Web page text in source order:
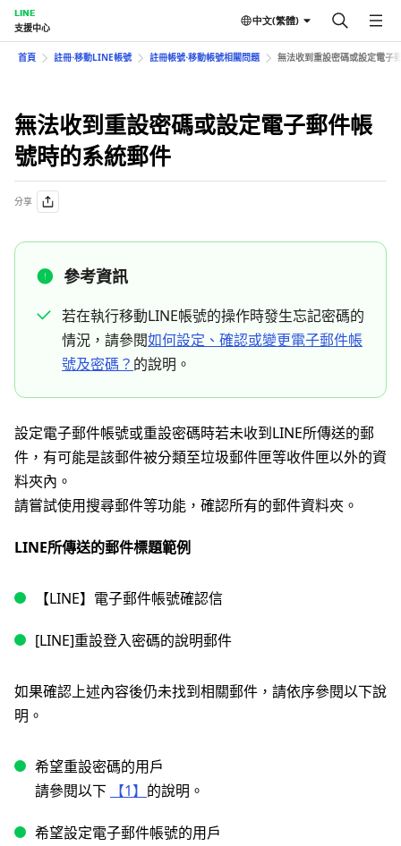
LINE
支援中心
中文(繁體)
首頁 註冊⋅移動LINE帳號 註冊帳號⋅移動帳號相關問題 無法收到重設密碼或設定電子
無法收到重設密碼或設定電子郵件帳
號時的系統郵件
分享
參考資訊
若在執行移動LINE帳號的操作時發生忘記密碼的
情況，請參閱如何設定、確認或變更電子郵件帳
號及密碼？ 的說明。
設定電子郵件帳號或重設密碼時若未收到LINE所傳送的郵
件，有可能是該郵件被分類至垃圾郵件匣等收件匣以外的資
料夾內。
請嘗試使用搜尋郵件等功能，確認所有的郵件資料夾。
LINE所傳送的郵件標題範例
【LINE】電子郵件帳號確認信
[LINE]重設登入密碼的說明郵件
如果確認上述內容後仍未找到相關郵件，請依序參閱以下說
明。
希望重設密碼的用戶
請參閱以下
【1】 的說明。
希望設定電子郵件帳號的用戶